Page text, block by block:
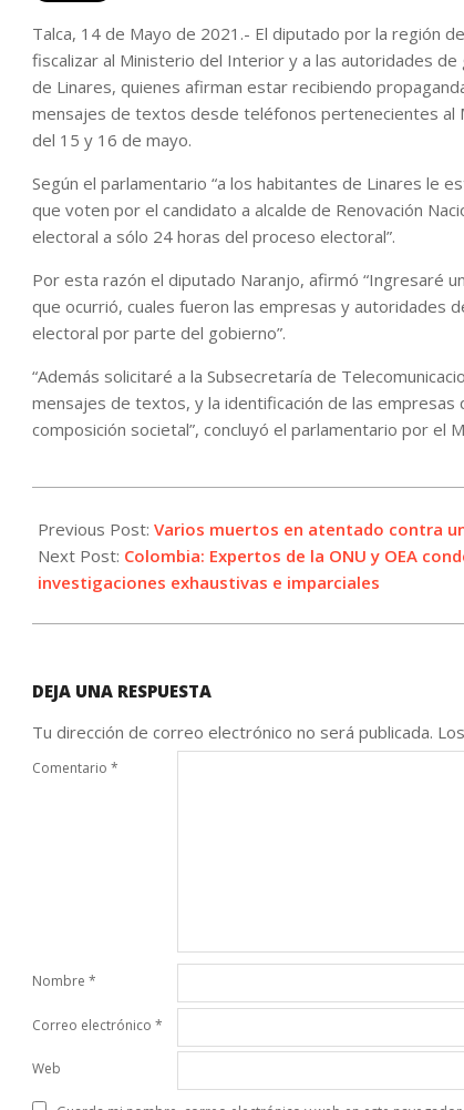
Talca, 14 de Mayo de 2021.- El diputado por la región
fiscalizar al Ministerio del Interior y a las autoridades
de Linares, quienes afirman estar recibiendo
mensajes de textos desde teléfonos pertenecientes al
del 15 y 16 de mayo.
Según el parlamentario “a los habitantes de Linares le
que voten por el candidato a alcalde de Renovación
electoral a sólo 24 horas del proceso electoral”.
Por esta razón el diputado Naranjo, afirmó “Ingresaré
que ocurrió, cuales fueron las empresas y autoridades
electoral por parte del gobierno”.
“Además solicitaré a la Subsecretaría de
mensajes de textos, y la identificación de las
composición societal”, concluyó el parlamentario por el
05-
14
Previous Post: Varios muertos en atentado contra
Next Post: Colombia: Expertos de la ONU y OEA
investigaciones exhaustivas e imparciales
DEJA UNA RESPUESTA
Tu dirección de correo electrónico no será publicada.
Comentario *
Nombre *
Correo electrónico *
Web